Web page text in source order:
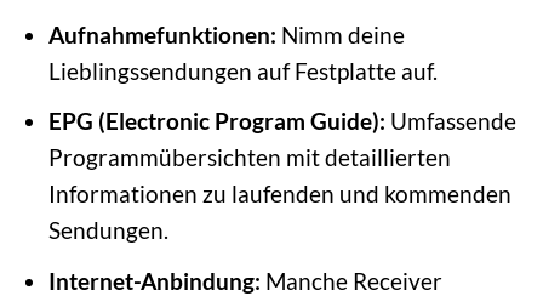
Aufnahmefunktionen: Nimm deine
Lieblingssendungen auf Festplatte auf.
EPG (Electronic Program Guide): Umfassende
Programmübersichten mit detaillierten
Informationen zu laufenden und kommenden
Sendungen.
Internet-Anbindung: Manche Receiver